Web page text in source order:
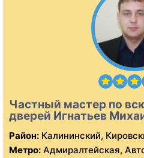
Частный мастер по
дверей Игнатьев
Район: Калининский,
Метро: Адмиралтейская,